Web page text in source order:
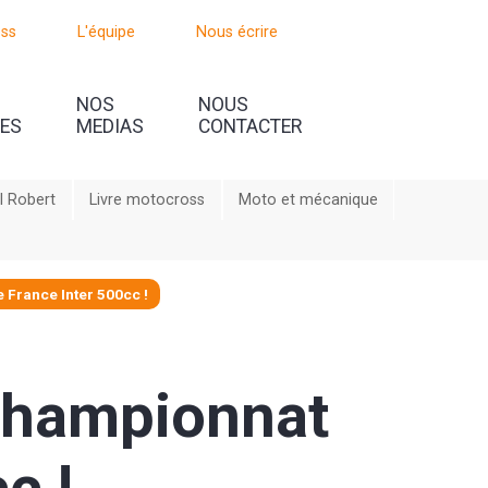
L'équipe Nous écrire
NOS
MEDIAS
NOUS
CONTACTER
Robert Livre motocross Moto et mécanique
France Inter 500cc !